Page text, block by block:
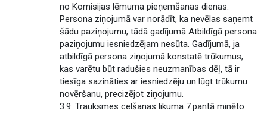
no Komisijas lēmuma pieņemšanas dienas.
Persona ziņojumā var norādīt, ka nevēlas saņemt
šādu paziņojumu, tādā gadījumā Atbildīgā persona
paziņojumu iesniedzējam nesūta. Gadījumā, ja
atbildīgā persona ziņojumā konstatē trūkumus,
kas varētu būt radušies neuzmanības dēļ, tā ir
tiesīga sazināties ar iesniedzēju un lūgt trūkumu
novēršanu, precizējot ziņojumu.
3.9. Trauksmes celšanas likuma 7.pantā minēto